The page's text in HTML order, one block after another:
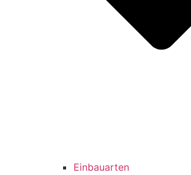
Einbauarten